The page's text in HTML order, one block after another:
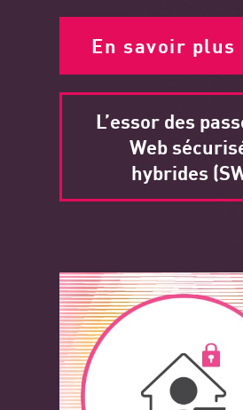
En savoir plus
L’essor des
Web
hybrides